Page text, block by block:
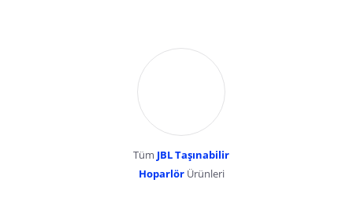
Tüm JBL Taşınabilir
HoparlörÜrünleri